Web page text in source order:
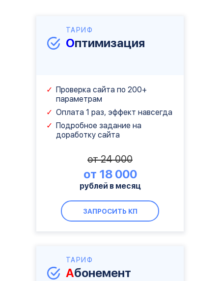
ТАРИФ
Оптимизация
Проверка сайта по 200+
параметрам
Оплата 1 раз, эффект навсегда
Подробное задание на
доработку сайта
от 24 000
от 18 000
рублей в месяц
ЗАПРОСИТЬ КП
ТАРИФ
Абонемент